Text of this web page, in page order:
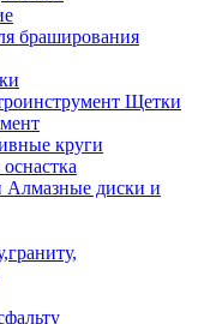
браширования
Щетки
круги
Алмазные диски и